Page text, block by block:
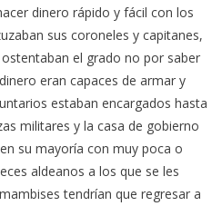
dinero rápido y fácil con los
sus coroneles y capitanes,
el grado no por saber
eran capaces de armar y
estaban encargados hasta
militares y la casa de gobierno
su mayoría con muy poca o
aldeanos a los que se les
tendrían que regresar a